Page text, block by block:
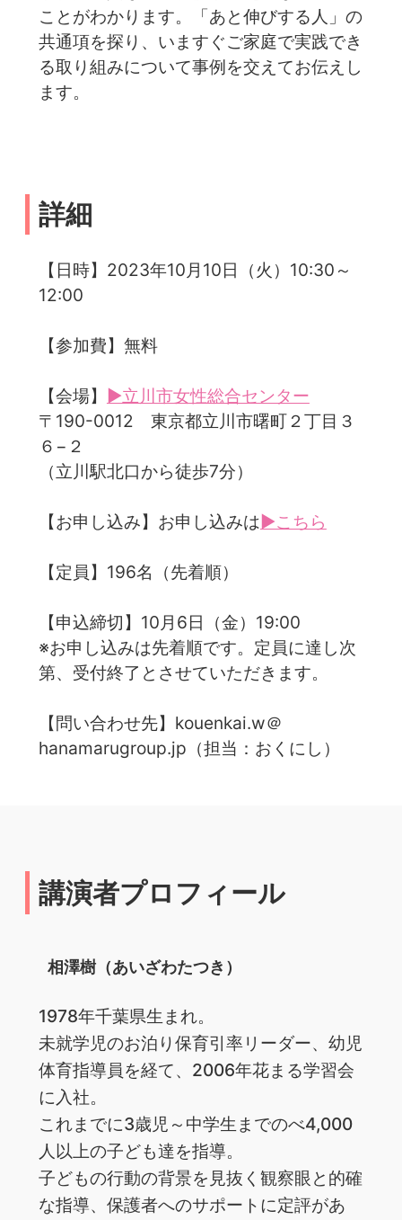
ことがわかります。「あと伸びする人」の
共通項を探り、いますぐご家庭で実践でき
る取り組みについて事例を交えてお伝えし
ます。
詳細
【日時】2023年10月10日（火）10:30～
12:00
【参加費】無料
【会場】 ▶立川市女性総合センター
〒190-0012 東京都立川市曙町２丁目３
６−２
（立川駅北口から徒歩7分）
【お申し込み】お申し込みは▶こちら
【定員】196名（先着順）
【申込締切】10月6日（金）19:00
※お申し込みは先着順です。定員に達し次
第、受付終了とさせていただきます。
【問い合わせ先】kouenkai.w＠
hanamarugroup.jp（担当：おくにし）
講演者プロフィール
相澤樹（あいざわたつき）
1978年千葉県生まれ。
未就学児のお泊り保育引率リーダー、幼児
体育指導員を経て、2006年花まる学習会
に入社。
これまでに3歳児～中学生までのべ4,000
人以上の子ども達を指導。
子どもの行動の背景を見抜く観察眼と的確
な指導、保護者へのサポートに定評があ